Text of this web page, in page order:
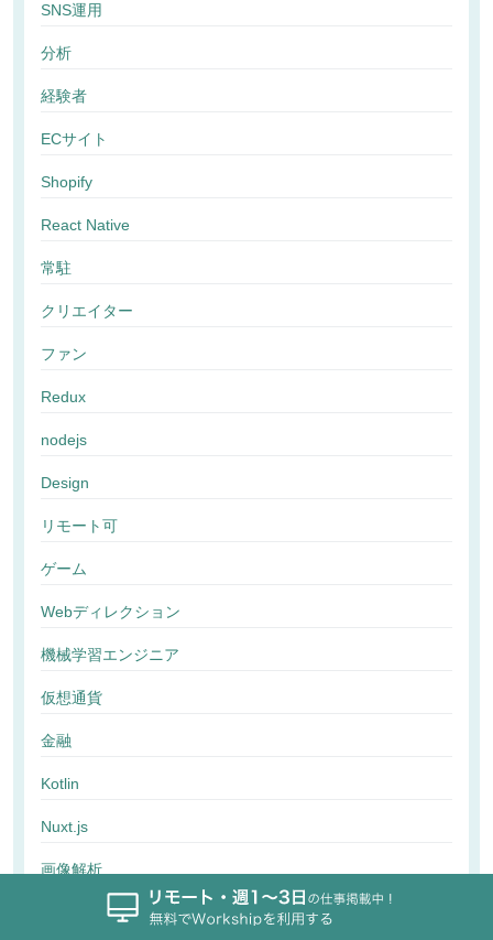
SNS運用
分析
経験者
ECサイト
Shopify
React Native
常駐
クリエイター
ファン
Redux
nodejs
Design
リモート可
ゲーム
Webディレクション
機械学習エンジニア
仮想通貨
金融
Kotlin
Nuxt.js
画像解析